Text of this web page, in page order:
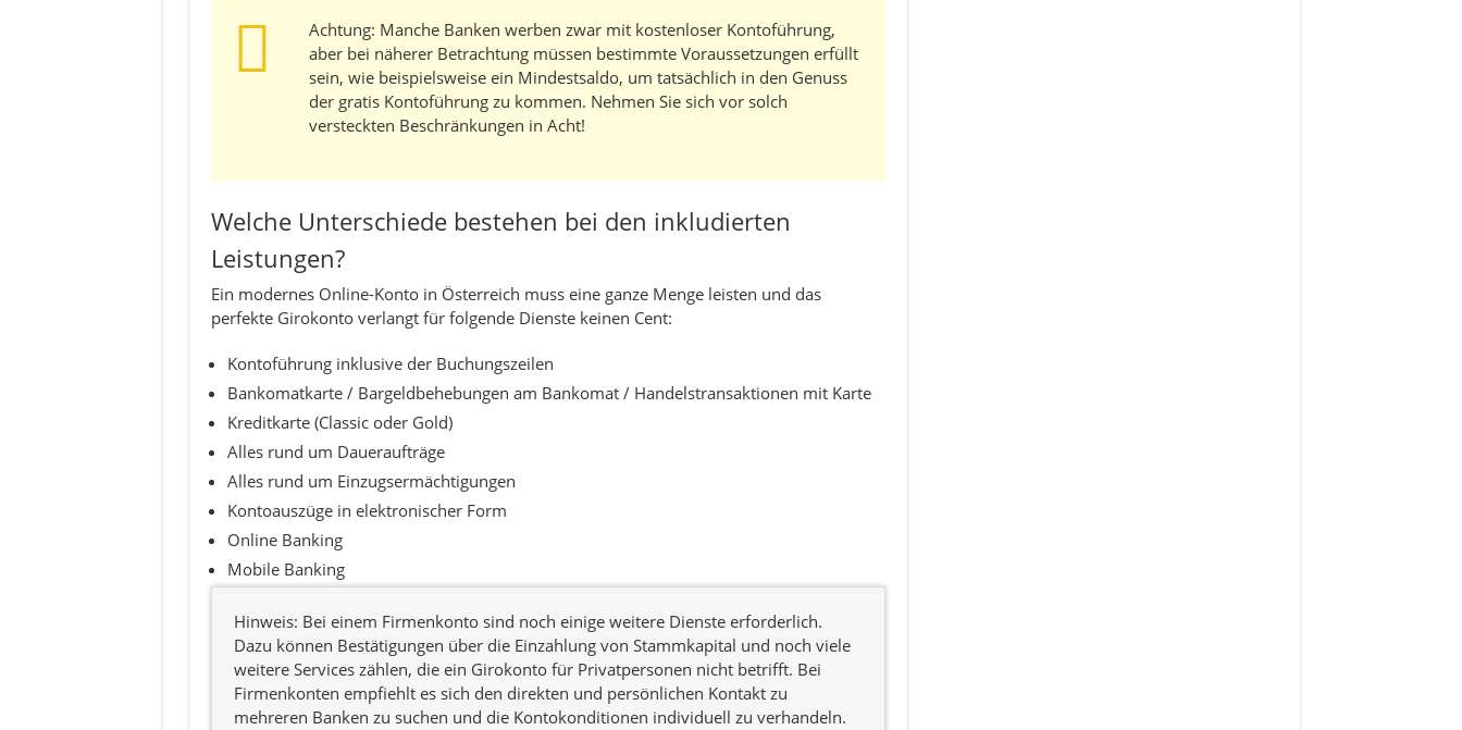
Achtung: Manche Banken werben zwar mit kostenloser Kontoführung,
aber bei näherer Betrachtung müssen bestimmte Voraussetzungen erfüllt
sein, wie beispielsweise ein Mindestsaldo, um tatsächlich in den Genuss
der gratis Kontoführung zu kommen. Nehmen Sie sich vor solch
versteckten Beschränkungen in Acht!
Welche Unterschiede bestehen bei den inkludierten
Leistungen?
Ein modernes Online-Konto in Österreich muss eine ganze Menge leisten und das
perfekte Girokonto verlangt für folgende Dienste keinen Cent:
Kontoführung inklusive der Buchungszeilen
Bankomatkarte / Bargeldbehebungen am Bankomat / Handelstransaktionen mit Karte
Kreditkarte (Classic oder Gold)
Alles rund um Daueraufträge
Alles rund um Einzugsermächtigungen
Kontoauszüge in elektronischer Form
Online Banking
Mobile Banking
Hinweis: Bei einem Firmenkonto sind noch einige weitere Dienste erforderlich.
Dazu können Bestätigungen über die Einzahlung von Stammkapital und noch viele
weitere Services zählen, die ein Girokonto für Privatpersonen nicht betrifft. Bei
Firmenkonten empfiehlt es sich den direkten und persönlichen Kontakt zu
mehreren Banken zu suchen und die Kontokonditionen individuell zu verhandeln.